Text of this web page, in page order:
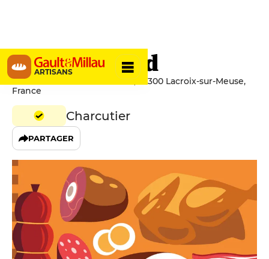
ARTISANS
B.C. Polmard
47 Rue du Général de Gaulle, 55300 Lacroix-sur-Meuse,
France
Charcutier
PARTAGER